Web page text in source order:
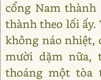
cổng Nam thành
thành theo lối ấy.
không náo nhiệt,
mười dặm nữa,
thoáng một tòa